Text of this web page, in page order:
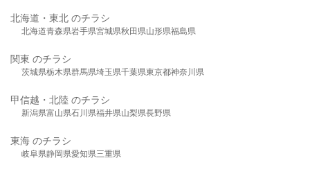
北海道・東北 のチラシ
北海道青森県岩手県宮城県秋田県山形県福島県
関東 のチラシ
茨城県栃木県群馬県埼玉県千葉県東京都神奈川県
甲信越・北陸 のチラシ
新潟県富山県石川県福井県山梨県長野県
東海 のチラシ
岐阜県静岡県愛知県三重県